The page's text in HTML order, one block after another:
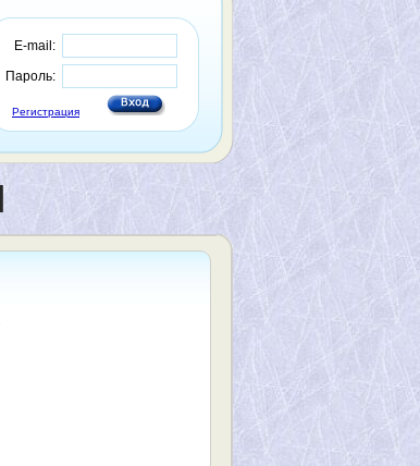
E-mail:
Пароль:
Регистрация